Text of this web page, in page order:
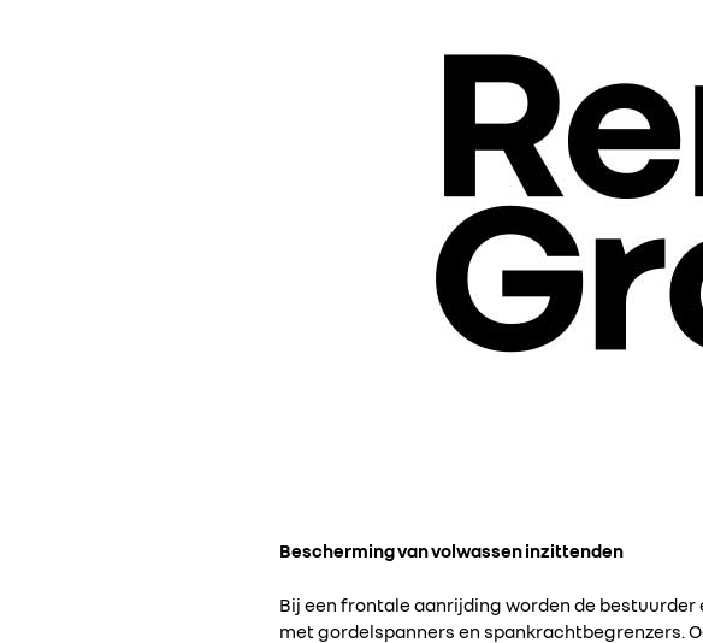
Bescherming van volwassen inzittenden
Bij een frontale aanrijding worden de
met gordelspanners en spankrachtbegrenzers.